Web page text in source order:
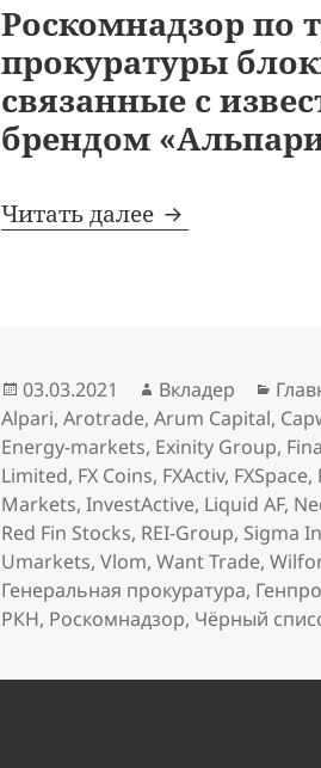
Роскомнадзор по
прокуратуры
связанные с
брендом
Читать далее «Альпари»
Опубликовано
03.03.2021 Автор
Вкладер
Alpari,Arotrade,Arum Capital,
Energy-markets, Exinity Group,
Limited, FX Coins, FXActiv, FXSpace,
Markets,InvestActive, Liquid AF,
Red Fin Stocks, REI-Group, Sigma
Umarkets,Vlom,Want Trade,
Генеральная прокуратура,
РКН, Роскомнадзор, Чёрный